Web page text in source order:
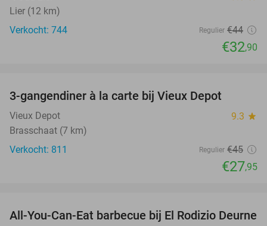
Lier (12 km)
Verkocht: 744
Regulier €44
€32,90
3-gangendiner à la carte bij Vieux Depot
Vieux Depot 9.3 star
Brasschaat (7 km)
Verkocht: 811
Regulier €45
€27,95
29%
All-You-Can-Eat barbecue bij El Rodizio Deurne